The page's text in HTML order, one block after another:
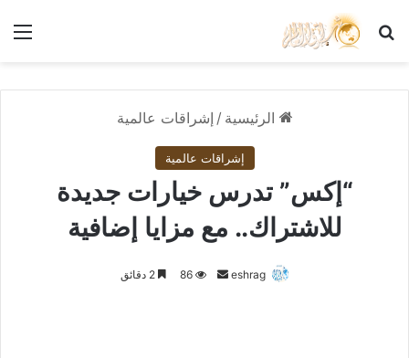
بحث عن
الرئيسية / إشراقات عالمية
إشراقات عالمية
“إكس” تدرس خيارات جديدة
للاشتراك.. مع مزايا إضافية
eshrag
أرسل86 2 دقائق